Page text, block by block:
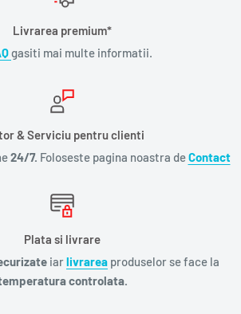
Livrarea premium*
gasiti mai multe informatii.
& Serviciu pentru clienti
24/7. Foloseste pagina noastra deContact
Plata si livrare
iarlivrarea produselor se face la
controlata.